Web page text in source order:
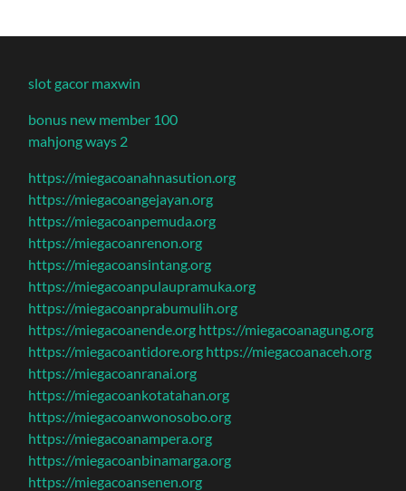
slot gacor maxwin
bonus new member 100
mahjong ways 2
https://miegacoanahnasution.org
https://miegacoangejayan.org
https://miegacoanpemuda.org
https://miegacoanrenon.org
https://miegacoansintang.org
https://miegacoanpulaupramuka.org
https://miegacoanprabumulih.org
https://miegacoanende.org https://miegacoanagung.org
https://miegacoantidore.org https://miegacoanaceh.org
https://miegacoanranai.org
https://miegacoankotatahan.org
https://miegacoanwonosobo.org
https://miegacoanampera.org
https://miegacoanbinamarga.org
https://miegacoansenen.org